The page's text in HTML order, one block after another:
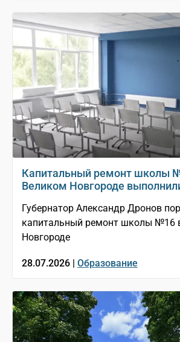
Капитальный ремонт школы
Великом Новгороде
Губернатор Александр Дронов
капитальный ремонт школы №16
Новгороде
28.07.2026 | Образование